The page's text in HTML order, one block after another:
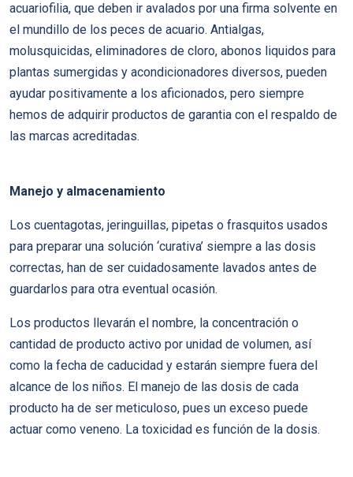
acuariofilia, que deben ir avalados por una firma solvente en
el mundillo de los peces de acuario. Antialgas,
molusquicidas, eliminadores de cloro, abonos liquidos para
plantas sumergidas y acondicionadores diversos, pueden
ayudar positivamente a los aficionados, pero siempre
hemos de adquirir productos de garantia con el respaldo de
las marcas acreditadas.
Manejo y almacenamiento
Los cuentagotas, jeringuillas, pipetas o frasquitos usados
para preparar una solución ‘curativa’ siempre a las dosis
correctas, han de ser cuidadosamente lavados antes de
guardarlos para otra eventual ocasión.
Los productos llevarán el nombre, la concentración o
cantidad de producto activo por unidad de volumen, así
como la fecha de caducidad y estarán siempre fuera del
alcance de los niños. El manejo de las dosis de cada
producto ha de ser meticuloso, pues un exceso puede
actuar como veneno. La toxicidad es función de la dosis.